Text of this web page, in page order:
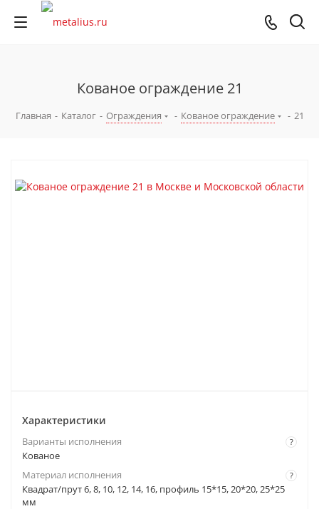
Кованое ограждение 21
Главная - Каталог - Ограждения - Кованое ограждение - 21
Характеристики
?
Варианты исполнения
Кованое
?
Материал исполнения
Квадрат/прут 6, 8, 10, 12, 14, 16, профиль 15*15, 20*20, 25*25
мм